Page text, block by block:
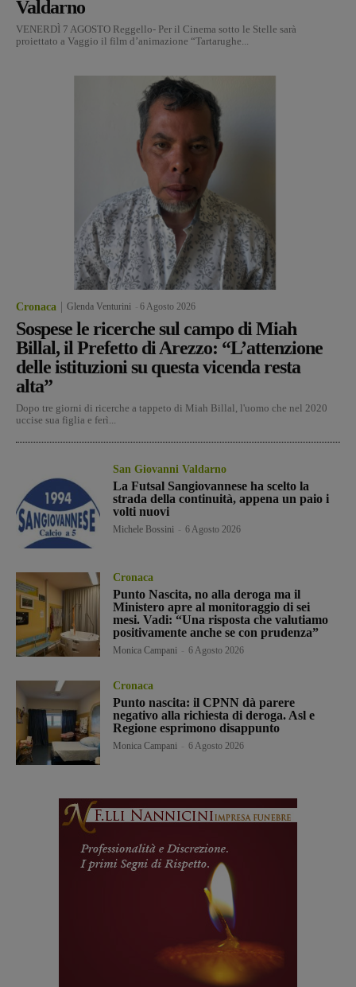
Valdarno
VENERDÌ 7 AGOSTO Reggello- Per il Cinema sotto le Stelle sarà
proiettato a Vaggio il film d’animazione “Tartarughe...
Cronaca Glenda Venturini 6 Agosto 2026
Sospese le ricerche sul campo di Miah
Billal, il Prefetto di Arezzo: “L’attenzione
delle istituzioni su questa vicenda resta
alta”
Dopo tre giorni di ricerche a tappeto di Miah Billal, l'uomo che nel 2020
uccise sua figlia e ferì...
San Giovanni Valdarno
La Futsal Sangiovannese ha scelto la
strada della continuità, appena un paio i
volti nuovi
Michele Bossini 6 Agosto 2026
Cronaca
Punto Nascita, no alla deroga ma il
Ministero apre al monitoraggio di sei
mesi. Vadi: “Una risposta che valutiamo
positivamente anche se con prudenza”
Monica Campani 6 Agosto 2026
Cronaca
Punto nascita: il CPNN dà parere
negativo alla richiesta di deroga. Asl e
Regione esprimono disappunto
Monica Campani 6 Agosto 2026